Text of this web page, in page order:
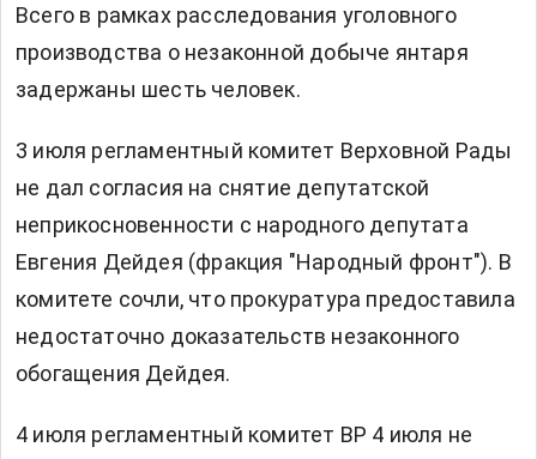
Всего в рамках расследования уголовного
производства о незаконной добыче янтаря
задержаны шесть человек.
3 июля регламентный комитет Верховной Рады
не дал согласия на снятие депутатской
неприкосновенности с народного депутата
Евгения Дейдея (фракция "Народный фронт"). В
комитете сочли, что прокуратура предоставила
недостаточно доказательств незаконного
обогащения Дейдея.
4 июля регламентный комитет ВР 4 июля не